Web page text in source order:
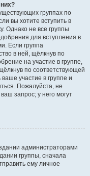
группах по
вы хотите вступить в
Однако не все группы
для вступления в
Если группа
в ней, щёлкнув по
на участие в группе,
по соответствующей
участие в группе и
Пожалуйста, не
запрос; у него могут
администраторами
группы, сначала
ему личное